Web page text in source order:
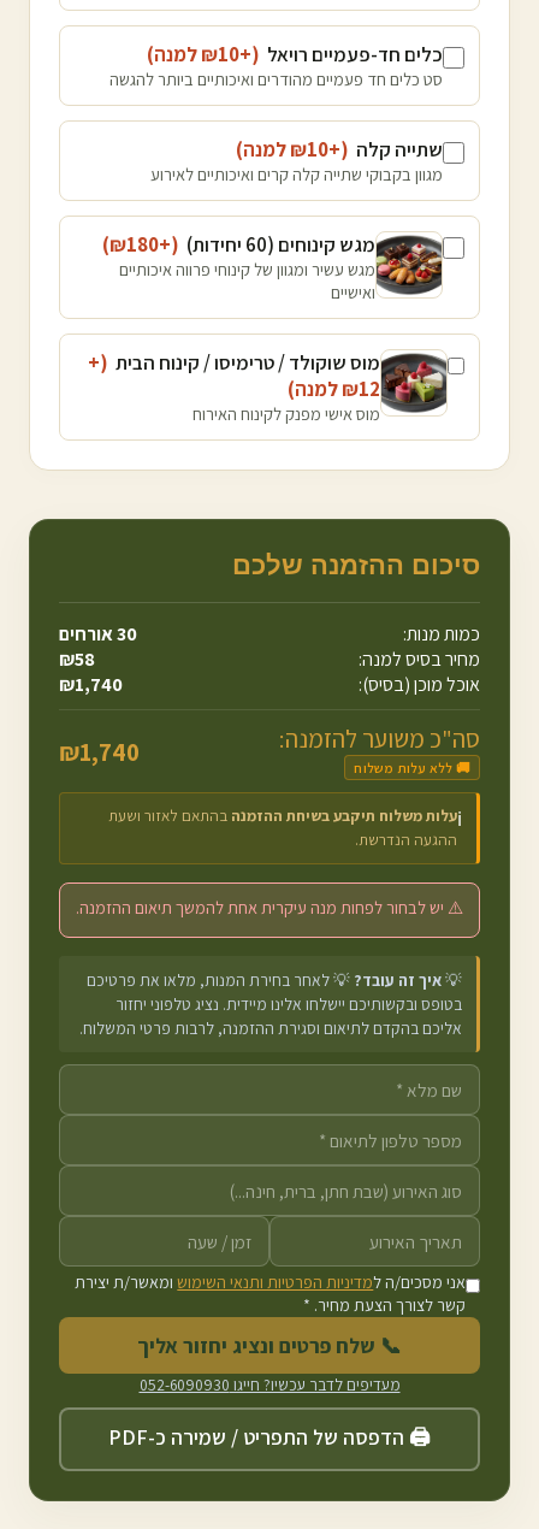
כלים חד-פעמיים רויאל (+₪
10 למנה)
סט כלים חד פעמיים מהודרים ואיכותיים ביותר להגשה
שתייה קלה (+₪
10 למנה)
מגוון בקבוקי שתייה קלה קרים ואיכותיים לאירוע
מגש קינוחים (60 יחידות) (+₪
180
)
מגש עשיר ומגוון של קינוחי פרווה איכותיים
ואישיים
מוס שוקולד / טרימיסו / קינוח הבית (+
₪12 למנה)
מוס אישי מפנק לקינוח האירוח
סיכום ההזמנה שלכם
כמות מנות: 30אורחים
מחיר בסיס למנה:
₪58
אוכל מוכן (בסיס):
₪1,740
סה"כ משוער להזמנה:
🚚 ללא עלות משלוח ₪1,740
ℹ️עלות משלוח תיקבע בשיחת ההזמנה בהתאם לאזור ושעת
ההגעה הנדרשת.
⚠️ יש לבחור לפחות מנה עיקרית אחת להמשך תיאום ההזמנה.
💡איך זה עובד? 💡 לאחר בחירת המנות, מלאו את פרטיכם
בטופס ובקשותיכם יישלחו אלינו מיידית. נציג טלפוני יחזור
אליכם בהקדם לתיאום וסגירת ההזמנה, לרבות פרטי המשלוח.
אני מסכים/ה למדיניות הפרטיות ותנאי השימושומאשר/ת יצירת
קשר לצורך הצעת מחיר. *
📞 שלח פרטים ונציג יחזור אליך
מעדיפים לדבר עכשיו? חייגו 052-6090930
🖨️ הדפסה של התפריט / שמירה כ-PDF